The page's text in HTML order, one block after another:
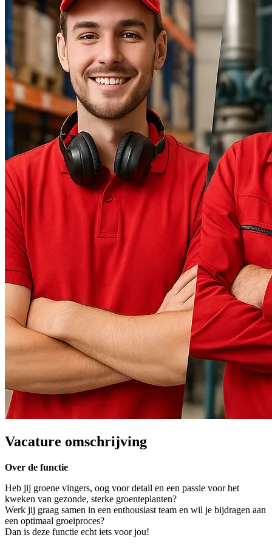
Vacature omschrijving
Over de functie
Heb jij groene vingers, oog voor detail en een passie voor het
kweken van gezonde, sterke groenteplanten?
Werk jij graag samen in een enthousiast team en wil je bijdragen aan
een optimaal groeiproces?
Dan is deze functie echt iets voor jou!